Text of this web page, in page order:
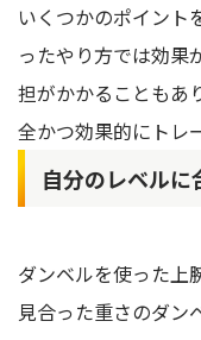
いくつかのポイント
ったやり方では効果
担がかかることもあ
全かつ効果的にトレ
自分のレベルに
ダンベルを使った上
見合った重さのダン